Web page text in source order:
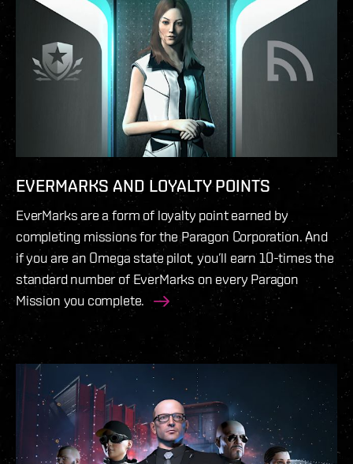
EVERMARKS AND LOYALTY POINTS
EverMarks are a form of loyalty point earned by
completing missions for the Paragon Corporation. And
if you are an Omega state pilot, you’ll earn 10-times the
standard number of EverMarks on every Paragon
Mission you complete.